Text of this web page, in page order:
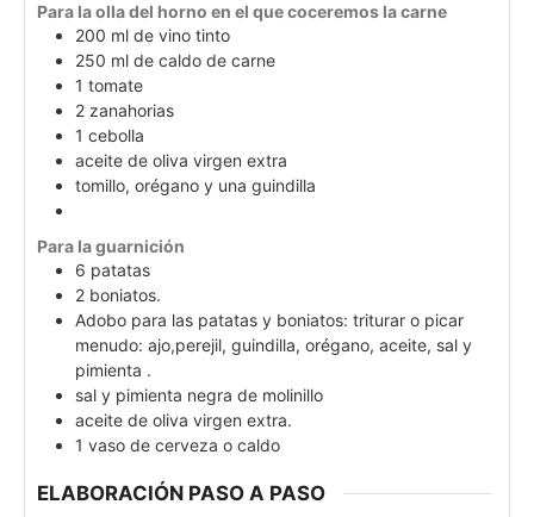
Para la olla del horno en el que coceremos la carne
200 ml de vino tinto
250 ml de caldo de carne
1 tomate
2 zanahorias
1 cebolla
aceite de oliva virgen extra
tomillo, orégano y una guindilla
Para la guarnición
6 patatas
2 boniatos.
Adobo para las patatas y boniatos: triturar o picar
menudo: ajo,perejil, guindilla, orégano, aceite, sal y
pimienta .
sal y pimienta negra de molinillo
aceite de oliva virgen extra.
1 vaso de cerveza o caldo
ELABORACIÓN PASO A PASO